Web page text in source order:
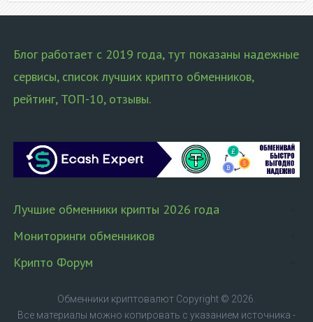
Блог работает с 2019 года, тут показаны надежные
сервисы, список лучших крипто обменников,
рейтинг, ТОП-10, отзывы.
Лучшие обменники крипты 2026 года
Мониторинги обменников
Крипто Форум
Обменники криптовалютCopyright © 2026.
Все материалы можно копировать с указанием источника -